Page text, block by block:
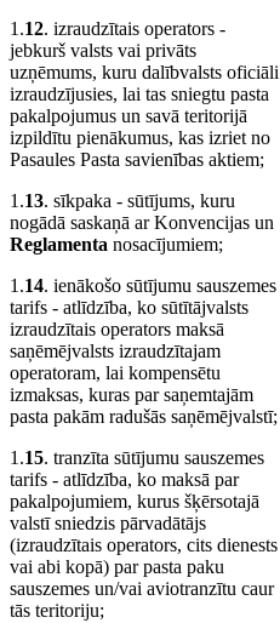
1.12. izraudzītais operators -
jebkurš valsts vai privāts
uzņēmums, kuru dalībvalsts oficiāli
izraudzījusies, lai tas sniegtu pasta
pakalpojumus un savā teritorijā
izpildītu pienākumus, kas izriet no
Pasaules Pasta savienības aktiem;
1.13. sīkpaka - sūtījums, kuru
nogādā saskaņā ar Konvencijas un
Reglamenta nosacījumiem;
1.14. ienākošo sūtījumu sauszemes
tarifs - atlīdzība, ko sūtītājvalsts
izraudzītais operators maksā
saņēmējvalsts izraudzītajam
operatoram, lai kompensētu
izmaksas, kuras par saņemtajām
pasta pakām radušās saņēmējvalstī;
1.15. tranzīta sūtījumu sauszemes
tarifs - atlīdzība, ko maksā par
pakalpojumiem, kurus šķērsotajā
valstī sniedzis pārvadātājs
(izraudzītais operators, cits dienests
vai abi kopā) par pasta paku
sauszemes un/vai aviotranzītu caur
tās teritoriju;